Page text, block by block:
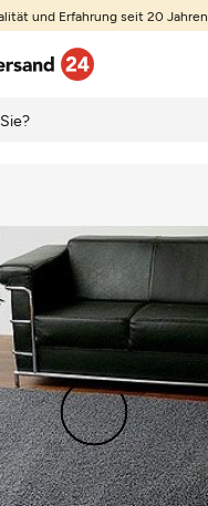
und Erfahrung seit 20 Jahren